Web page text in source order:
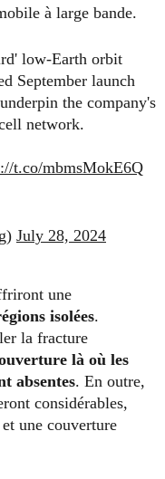
à large bande.
low-Earth orbit
September launch
the company's
network.
t.co/mbmsMokE6Q
July 28, 2024
une
isolées.
la fracture
là où les
absentes. En outre,
considérables,
une couverture